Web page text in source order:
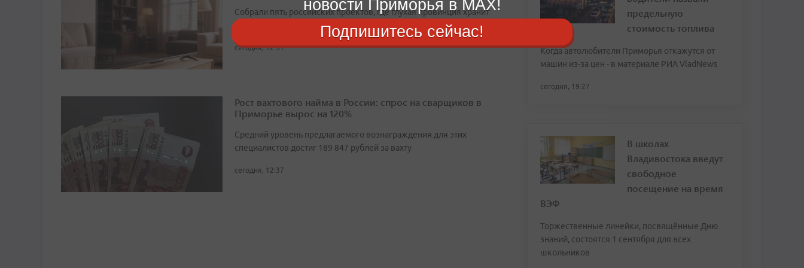
Собрали пять российских проектов, где глухая провинция хранит
слишком много секретов
сегодня, 12:31
Рост вахтового найма в России: спрос на сварщиков в
Приморье вырос на 120%
Средний уровень предлагаемого вознаграждения для этих
специалистов достиг 189 847 рублей за вахту
сегодня, 12:37
предельную
стоимость топлива
Когда автолюбители Приморья откажутся от
машин из-за цен - в материале РИА VladNews
сегодня, 19:27
В школах
Владивостока введут
свободное
посещение на время
ВЭФ
Торжественные линейки, посвящённые Дню
знаний, состоятся 1 сентября для всех
школьников
новости Приморья в MAX!
Подпишитесь сейчас!